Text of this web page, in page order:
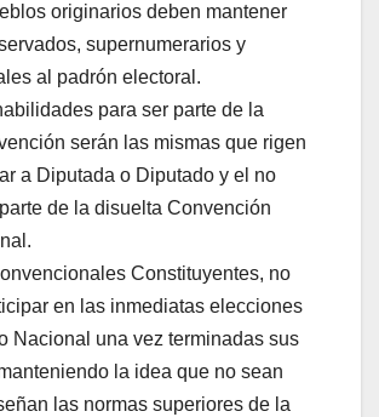
originarios deben mantener
supernumerarios y
al padrón electoral.
para ser parte de la
serán las mismas que rigen
a Diputada o Diputado y el no
de la disuelta Convención
Constituyentes, no
en las inmediatas elecciones
Nacional una vez terminadas sus
la idea que no sean
las normas superiores de la